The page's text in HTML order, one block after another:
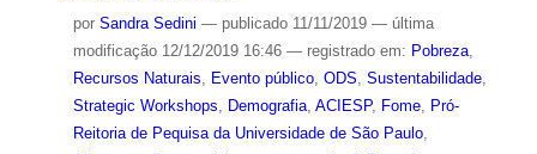
por Sandra Sedini — publicado11/11/2019 — última
modificação12/12/2019 16:46 — registrado em: Pobreza,
Recursos Naturais
Evento público, ODS Sustentabilidade,
Strategic Workshops
Demografia, ACIESP, Fome,
Pró-
Reitoria de Pequisa da Universidade de São Paulo,